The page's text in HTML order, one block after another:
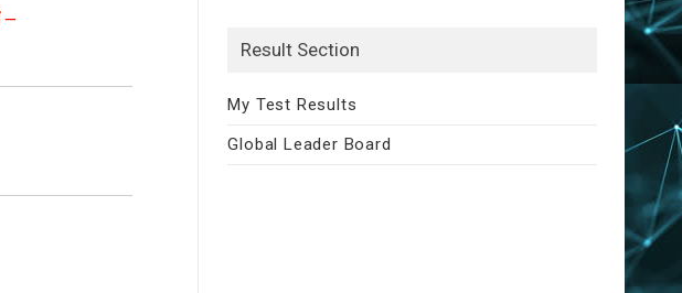
–
Result Section
My Test Results
Global Leader Board